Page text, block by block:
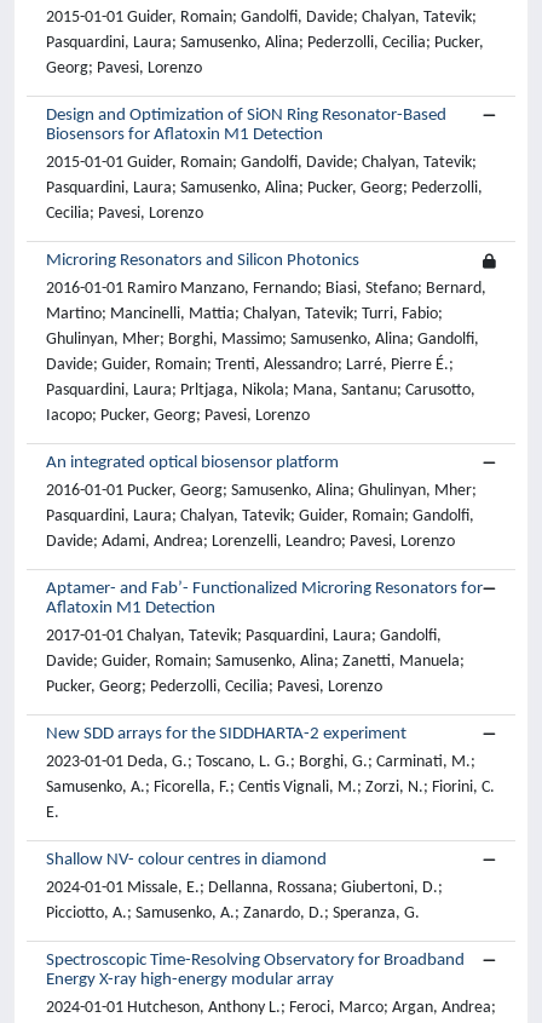
2015-01-01 Guider, Romain; Gandolfi, Davide; Chalyan, Tatevik;
Pasquardini, Laura; Samusenko, Alina; Pederzolli, Cecilia; Pucker,
Georg; Pavesi, Lorenzo
Design and Optimization of SiON Ring Resonator-Based
Biosensors for Aflatoxin M1 Detection
2015-01-01 Guider, Romain; Gandolfi, Davide; Chalyan, Tatevik;
Pasquardini, Laura; Samusenko, Alina; Pucker, Georg; Pederzolli,
Cecilia; Pavesi, Lorenzo
Microring Resonators and Silicon Photonics
2016-01-01 Ramiro Manzano, Fernando; Biasi, Stefano; Bernard,
Martino; Mancinelli, Mattia; Chalyan, Tatevik; Turri, Fabio;
Ghulinyan, Mher; Borghi, Massimo; Samusenko, Alina; Gandolfi,
Davide; Guider, Romain; Trenti, Alessandro; Larré, Pierre É.;
Pasquardini, Laura; Prltjaga, Nikola; Mana, Santanu; Carusotto,
Iacopo; Pucker, Georg; Pavesi, Lorenzo
An integrated optical biosensor platform
2016-01-01 Pucker, Georg; Samusenko, Alina; Ghulinyan, Mher;
Pasquardini, Laura; Chalyan, Tatevik; Guider, Romain; Gandolfi,
Davide; Adami, Andrea; Lorenzelli, Leandro; Pavesi, Lorenzo
Aptamer- and Fab’- Functionalized Microring Resonators for
Aflatoxin M1 Detection
2017-01-01 Chalyan, Tatevik; Pasquardini, Laura; Gandolfi,
Davide; Guider, Romain; Samusenko, Alina; Zanetti, Manuela;
Pucker, Georg; Pederzolli, Cecilia; Pavesi, Lorenzo
New SDD arrays for the SIDDHARTA-2 experiment
2023-01-01 Deda, G.; Toscano, L. G.; Borghi, G.; Carminati, M.;
Samusenko, A.; Ficorella, F.; Centis Vignali, M.; Zorzi, N.; Fiorini, C.
E.
Shallow NV- colour centres in diamond
2024-01-01 Missale, E.; Dellanna, Rossana; Giubertoni, D.;
Picciotto, A.; Samusenko, A.; Zanardo, D.; Speranza, G.
Spectroscopic Time-Resolving Observatory for Broadband
Energy X-ray high-energy modular array
2024-01-01 Hutcheson, Anthony L.; Feroci, Marco; Argan, Andrea;